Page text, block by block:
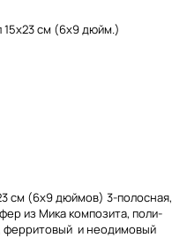
15x23 см (6x9 дюйм.)
см (6х9 дюймов) 3-полосная,
из Мика композита, поли-
ферритовый и неодимовый